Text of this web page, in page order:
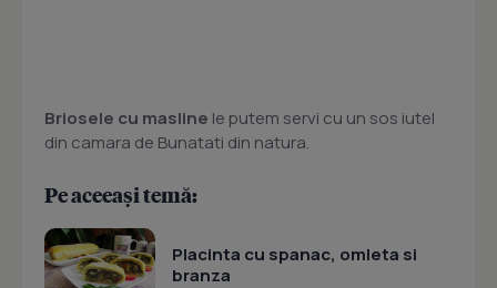
Briosele cu masline le putem servi cu un sos iutel
din camara de Bunatati din natura.
Pe aceeași temă:
Placinta cu spanac, omleta si
branza